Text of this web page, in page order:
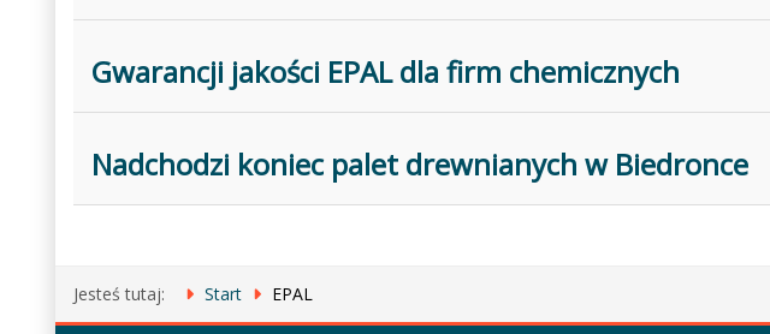
Gwarancji jakości EPAL dla firm chemicznych
Nadchodzi koniec palet drewnianych w Biedronce
Jesteś tutaj: Start EPAL